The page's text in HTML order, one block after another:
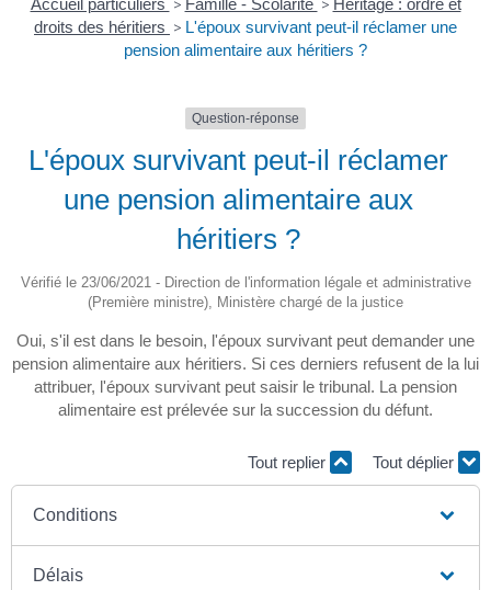
Accueil particuliers > Famille - Scolarité > Héritage : ordre et
droits des héritiers > L'époux survivant peut-il réclamer une
pension alimentaire aux héritiers ?
Question-réponse
L'époux survivant peut-il réclamer
une pension alimentaire aux
héritiers ?
Vérifié le 23/06/2021 - Direction de l'information légale et administrative
(Première ministre), Ministère chargé de la justice
Oui, s'il est dans le besoin, l'époux survivant peut demander une
pension alimentaire aux héritiers. Si ces derniers refusent de la lui
attribuer, l'époux survivant peut saisir le tribunal. La pension
alimentaire est prélevée sur la succession du défunt.
Tout replier Tout déplier
Conditions
Délais